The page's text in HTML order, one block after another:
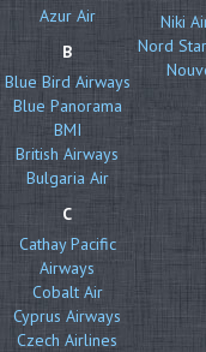
Azur Air
B
Blue Bird Airways
Blue Panorama
BMI
British Airways
Bulgaria Air
C
Cathay Pacific
Airways
Cobalt Air
Cyprus Airways
Czech Airlines
Niki
Nord